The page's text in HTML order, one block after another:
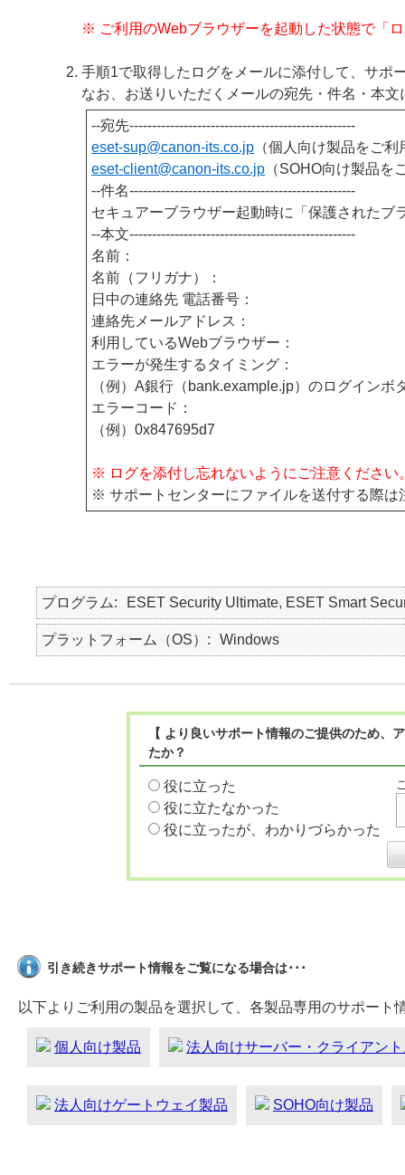
※ ご利用のWebブラウザーを起動した状態で「
手順1で取得したログをメールに添付して、サポ
なお、お送りいただくメールの宛先・件名・本
--宛先--------------------------------------------------
eset-sup@canon-its.co.jp （個人向け製品をご
eset-client@canon-its.co.jp （SOHO向け製品を
--件名--------------------------------------------------
セキュアーブラウザー起動時に「保護された
--本文--------------------------------------------------
名前：
名前（フリガナ）：
日中の連絡先 電話番号：
連絡先メールアドレス：
利用しているWebブラウザー：
エラーが発生するタイミング：
（例）A銀行（bank.example.jp）のログインボ
エラーコード：
（例）0x847695d7
※ ログを添付し忘れないようにご注意ください
※ サポートセンターにファイルを送付する際は
プログラム ESET Security Ultimate, ESET Smart
プラットフォーム（OS） Windows
【 より良いサポート情報のご提供のため
たか？
役に立った
役に立たなかった
役に立ったが、わかりづらかった
引き続きサポート情報をご覧になる場合は･･･
以下よりご利用の製品を選択して、各製品専用のサポート
個人向け製品 法人向けサーバー・クライアン
法人向けゲートウェイ製品 SOHO向け製品